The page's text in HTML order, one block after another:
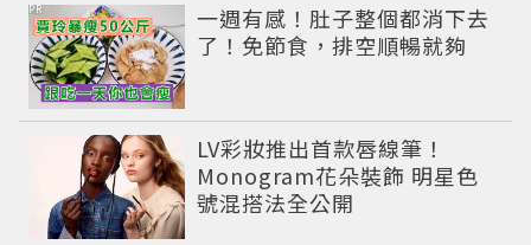
一週有感！肚子整個都消下去
了！免節食，排空順暢就夠
PR
LV彩妝推出首款唇線筆！
Monogram花朵裝飾 明星色
號混搭法全公開